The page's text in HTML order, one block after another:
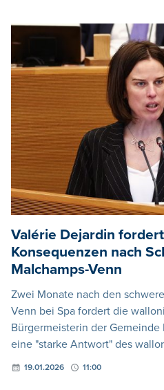
Valérie Dejardin
Konsequenzen nach
Malchamps-Venn
Zwei Monate nach den
Venn bei Spa fordert die
Bürgermeisterin der
eine "starke Antwort" des
19.01.2026 11:00